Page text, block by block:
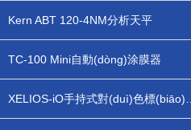
Kern ABT 120-4NM分析天平
TC-100 Mini自動(dòng)涂膜器